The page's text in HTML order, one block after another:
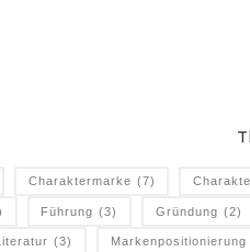
Charaktermarke (7)
Führung (3) Gründung (2)
Literatur (3) Markenpositionierung